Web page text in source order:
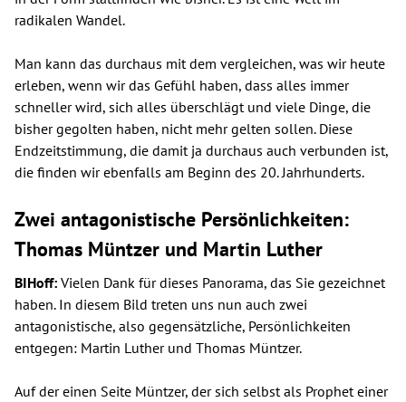
radikalen Wandel.
Man kann das durchaus mit dem vergleichen, was wir heute
erleben, wenn wir das Gefühl haben, dass alles immer
schneller wird, sich alles überschlägt und viele Dinge, die
bisher gegolten haben, nicht mehr gelten sollen. Diese
Endzeitstimmung, die damit ja durchaus auch verbunden ist,
die finden wir ebenfalls am Beginn des 20. Jahrhunderts.
Zwei antagonistische Persönlichkeiten:
Thomas Müntzer und Martin Luther
BIHoff: Vielen Dank für dieses Panorama, das Sie gezeichnet
haben. In diesem Bild treten uns nun auch zwei
antagonistische, also gegensätzliche, Persönlichkeiten
entgegen: Martin Luther und Thomas Müntzer.
Auf der einen Seite Müntzer, der sich selbst als Prophet einer